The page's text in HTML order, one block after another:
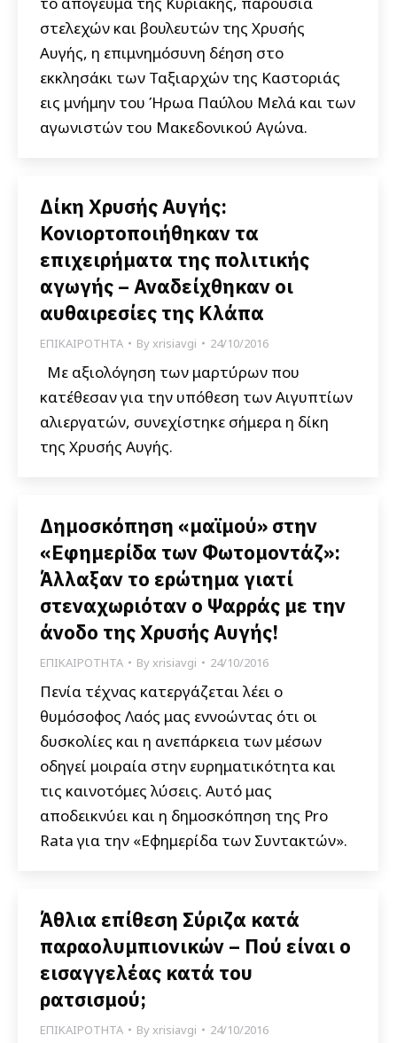
στελεχών και βουλευτών της Χρυσής
Αυγής, η επιμνημόσυνη δέηση στο
εκκλησάκι των Ταξιαρχών της Καστοριάς
εις μνήμην του Ήρωα Παύλου Μελά και των
αγωνιστών του Μακεδονικού Αγώνα.
Δίκη Χρυσής Αυγής:
Κονιορτοποιήθηκαν τα
επιχειρήματα της πολιτικής
αγωγής – Αναδείχθηκαν οι
αυθαιρεσίες της Κλάπα
ΕΠΙΚΑΙΡΟΤΗΤΑ Byxrisiavgi 24/10/2016
Με αξιολόγηση των μαρτύρων που
κατέθεσαν για την υπόθεση των Αιγυπτίων
αλιεργατών, συνεχίστηκε σήμερα η δίκη
της Χρυσής Αυγής.
Δημοσκόπηση «μαϊμού» στην
«Εφημερίδα των Φωτομοντάζ»:
Άλλαξαν το ερώτημα γιατί
στεναχωριόταν ο Ψαρράς με την
άνοδο της Χρυσής Αυγής!
ΕΠΙΚΑΙΡΟΤΗΤΑ Byxrisiavgi 24/10/2016
Πενία τέχνας κατεργάζεται λέει ο
θυμόσοφος Λαός μας εννοώντας ότι οι
δυσκολίες και η ανεπάρκεια των μέσων
οδηγεί μοιραία στην ευρηματικότητα και
τις καινοτόμες λύσεις. Αυτό μας
αποδεικνύει και η δημοσκόπηση της Pro
Rata για την «Εφημερίδα των Συντακτών».
Άθλια επίθεση Σύριζα κατά
παραολυμπιονικών – Πού είναι ο
εισαγγελέας κατά του
ρατσισμού;
ΕΠΙΚΑΙΡΟΤΗΤΑ Byxrisiavgi 24/10/2016